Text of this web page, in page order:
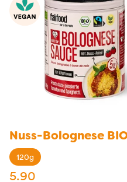
Nuss-Bolognese
120g
5.90